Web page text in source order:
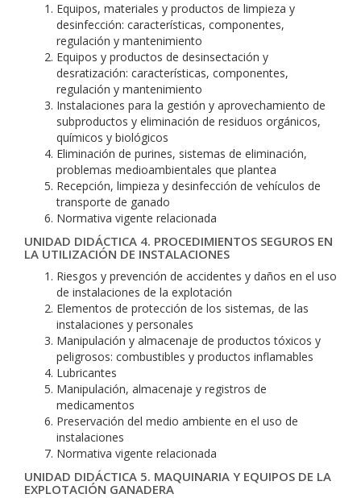
Equipos, materiales y productos de limpieza y
desinfección: características, componentes,
regulación y mantenimiento
Equipos y productos de desinsectación y
desratización: características, componentes,
regulación y mantenimiento
Instalaciones para la gestión y aprovechamiento de
subproductos y eliminación de residuos orgánicos,
químicos y biológicos
Eliminación de purines, sistemas de eliminación,
problemas medioambientales que plantea
Recepción, limpieza y desinfección de vehículos de
transporte de ganado
Normativa vigente relacionada
UNIDAD DIDÁCTICA 4. PROCEDIMIENTOS SEGUROS EN
LA UTILIZACIÓN DE INSTALACIONES
Riesgos y prevención de accidentes y daños en el uso
de instalaciones de la explotación
Elementos de protección de los sistemas, de las
instalaciones y personales
Manipulación y almacenaje de productos tóxicos y
peligrosos: combustibles y productos inflamables
Lubricantes
Manipulación, almacenaje y registros de
medicamentos
Preservación del medio ambiente en el uso de
instalaciones
Normativa vigente relacionada
UNIDAD DIDÁCTICA 5. MAQUINARIA Y EQUIPOS DE LA
EXPLOTACIÓN GANADERA